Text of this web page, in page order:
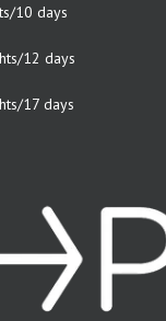
10 days
12 days
17 days